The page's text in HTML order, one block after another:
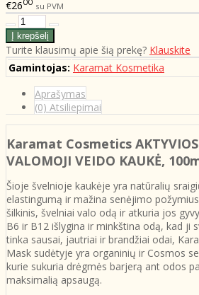
€26 su PVM
Turite klausimų apie šią prekę? Klauskite
Gamintojas: Karamat Kosmetika
Aprašymas
(0) Atsiliepimai
Karamat Cosmetics
VALOMOJI VEIDO KAUKĖ,
Šioje švelnioje kaukėje yra natūralių
elastingumą ir mažina senėjimo
šilkinis, švelniai valo odą ir atkuria jos
B6 ir B12 išlygina ir minkština odą, kad ji
tinka sausai, jautriai ir brandžiai odai,
Mask sudėtyje yra organinių ir Cosmos
kurie sukuria drėgmės barjerą ant odos
maksimalią apsaugą.